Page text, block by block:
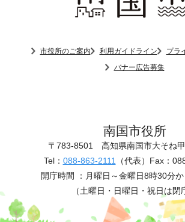
市役所のご案内 利用ガイドライン
プラ
バナー広告募集
南国市役所
〒783-8501 高知県南国市大そね
Tel： 088-863-2111 （代表） Fax：
開庁時間 ： 月曜日～金曜日8時30分
（土曜日・日曜日・祝日は閉